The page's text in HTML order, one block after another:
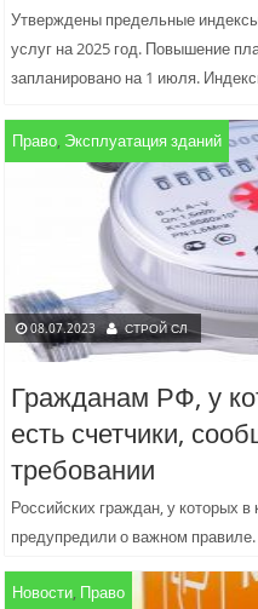
Утверждены предельные
услуг на 2025 год. Повышение
запланировано на 1 июля.
Право, Эксплуатация зданий
08.07.2023 СТРОЙ СЛ
Гражданам РФ, у
есть счетчики,
требовании
Российских граждан, у которых
предупредили о важном
рассказала о...
Новости, Право